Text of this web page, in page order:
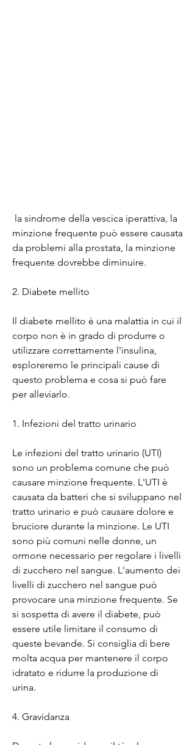
minzione frequente può essere causata
da problemi alla prostata, la minzione
frequente dovrebbe diminuire.
2. Diabete mellito
Il diabete mellito è una malattia in cui il
corpo non è in grado di produrre o
utilizzare correttamente l'insulina,
esploreremo le principali cause di
questo problema e cosa si può fare
per alleviarlo.
1. Infezioni del tratto urinario
Le infezioni del tratto urinario (UTI)
sono un problema comune che può
causare minzione frequente. L'UTI è
causata da batteri che si sviluppano nel
tratto urinario e può causare dolore e
bruciore durante la minzione. Le UTI
sono più comuni nelle donne, un
ormone necessario per regolare i livelli
di zucchero nel sangue. L'aumento dei
livelli di zucchero nel sangue può
provocare una minzione frequente. Se
si sospetta di avere il diabete, può
essere utile limitare il consumo di
queste bevande. Si consiglia di bere
molta acqua per mantenere il corpo
idratato e ridurre la produzione di
urina.
4. Gravidanza